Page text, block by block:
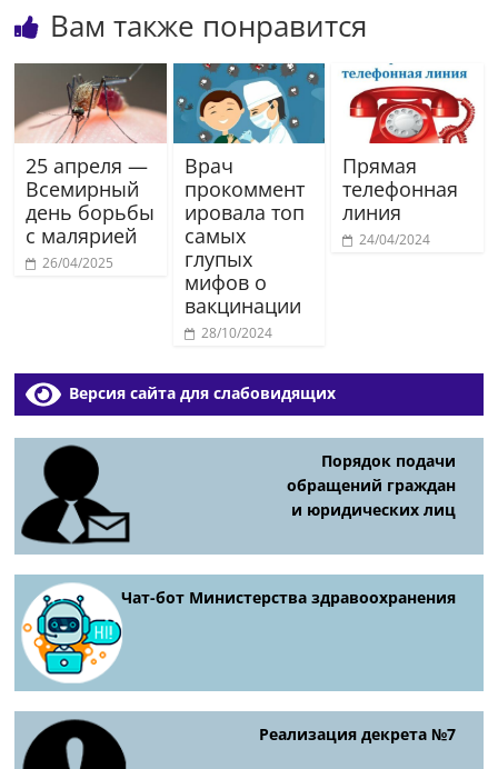
Вам также понравится
25 апреля —
Всемирный
день борьбы
с малярией
26/04/2025
Врач
прокоммент
ировала топ
самых
глупых
мифов о
вакцинации
28/10/2024
Прямая
телефонная
линия
24/04/2024
Версия сайта для слабовидящих
Порядок подачи
обращений граждан
и юридических лиц
Чат-бот Министерства здравоохранения
Реализация декрета №7